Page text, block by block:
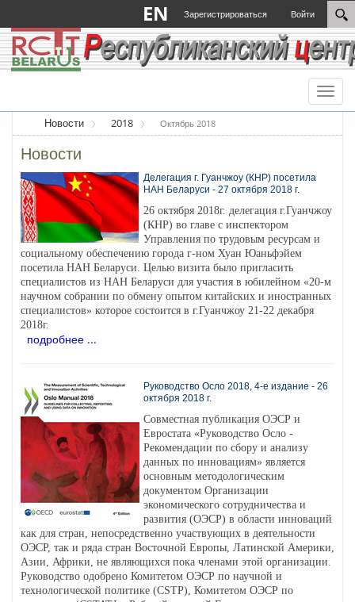
Войти
Зарегистрироваться
EN
Toggle
Новости
2018 Октябрь 2018
Новости
Делегация г. Гуанчжоу (КНР) посетила
НАН Беларуси - 27 октября 2018 г.
26 октября 2018г. делегация г.Гуанчжоу
(КНР) во главе с инспектором
Управления по трудовым ресурсам и
социальному обеспечению города г-ном Хуан Юаньфэйем
посетила НАН Беларуси. Целью визита было пригласить
специалистов из НАН Беларуси для участия в юбилейном «20-м
научном собрании по обмену опытом китайских и иностранных
специалистов» которое состоится в г.Гуанчжоу 21-22 декабря
2018г.
подробнее ...
Руководство Осло 2018, 4-е издание - 26
октября 2018 г.
Совместная публикация ОЭСР и
Евростата «Руководство Осло -
Рекомендации по сбору и анализу
данных по инновациям» является
основным методологическим
документом Организации
экономического сотрудничества и
развития (ОЭСР) в области инноваций
как для стран, непосредственно участвующих в деятельности
ОЭСР, так и ряда стран Восточной Европы, Латинской Америки,
Азии, Африки, не являющихся пока членами этой организации.
Руководство одобрено Комитетом ОЭСР по научной и
технологической политике (CSTP), Комитетом ОЭСР по